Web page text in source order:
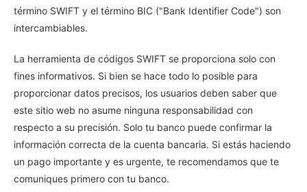
término SWIFT y el término BIC ("Bank Identifier Code") son
intercambiables.
La herramienta de códigos SWIFT se proporciona solo con
fines informativos. Si bien se hace todo lo posible para
proporcionar datos precisos, los usuarios deben saber que
este sitio web no asume ninguna responsabilidad con
respecto a su precisión. Solo tu banco puede confirmar la
información correcta de la cuenta bancaria. Si estás haciendo
un pago importante y es urgente, te recomendamos que te
comuniques primero con tu banco.